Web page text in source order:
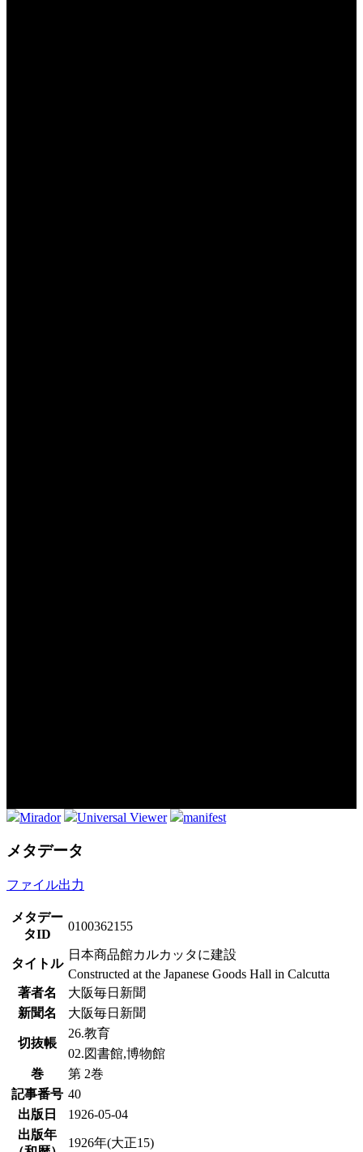
Mirador Universal Viewer manifest
メタデータ
ファイル出力
メタデー
タID
0100362155
タイトル
日本商品館カルカッタに建設
Constructed at the Japanese Goods Hall in Calcutta
著者名
大阪毎日新聞
新聞名
大阪毎日新聞
切抜帳
26.教育
02.図書館,博物館
巻
第 2巻
記事番号 40
出版日
1926-05-04
出版年
1926年(大正15)